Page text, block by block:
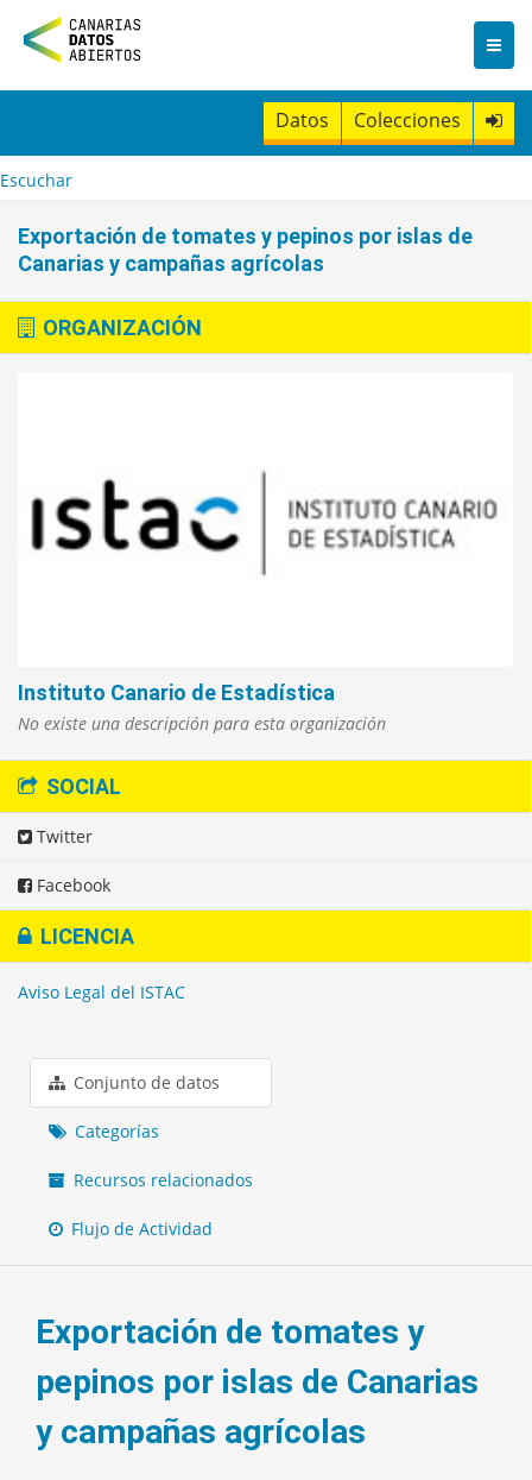
n
t
o
Datos Colecciones
Escuchar
Exportación de tomates y pepinos por islas de
Canarias y campañas agrícolas
ORGANIZACIÓN
Instituto Canario de Estadística
No existe una descripción para esta organización
SOCIAL
Twitter
Facebook
LICENCIA
Aviso Legal del ISTAC
Conjunto de datos
Categorías
Recursos relacionados
Flujo de Actividad
Exportación de tomates y
pepinos por islas de Canarias
y campañas agrícolas